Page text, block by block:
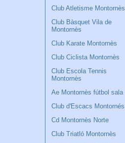
Club Atletisme Montornès
Club Bàsquet Vila de
Montornès
Club Karate Montornès
Club Ciclista Montornès
Club Escola Tennis
Montornès
Ae Montornès fútbol sala
Club d'Escacs Montornés
Cd Montornès Norte
Club Triatló Montornès